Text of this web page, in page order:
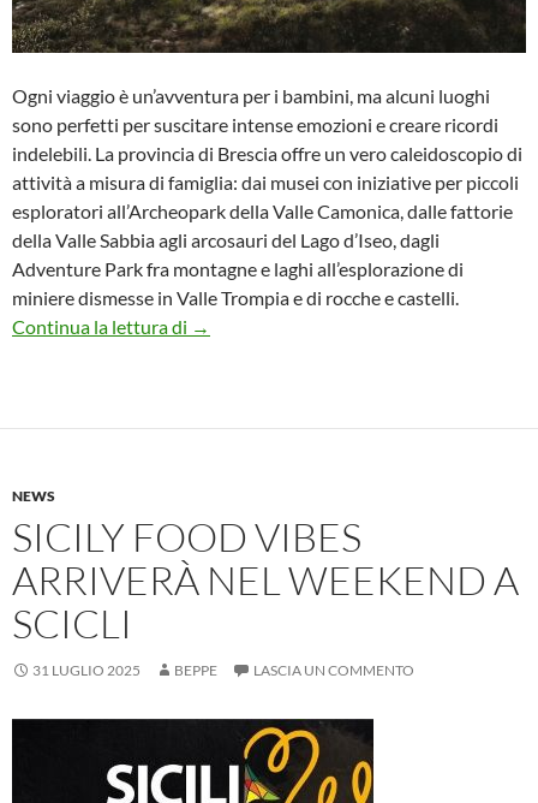
Ogni viaggio è un’avventura per i bambini, ma alcuni luoghi
sono perfetti per suscitare intense emozioni e creare ricordi
indelebili. La provincia di Brescia offre un vero caleidoscopio di
attività a misura di famiglia: dai musei con iniziative per piccoli
esploratori all’Archeopark della Valle Camonica, dalle fattorie
della Valle Sabbia agli arcosauri del Lago d’Iseo, dagli
Adventure Park fra montagne e laghi all’esplorazione di
miniere dismesse in Valle Trompia e di rocche e castelli.
Continua la lettura di Dal lago di Garda alla Valle Camonica la
→
NEWS
SICILY FOOD VIBES
ARRIVERÀ NEL WEEKEND A
SCICLI
31 LUGLIO 2025 BEPPE LASCIA UN COMMENTO